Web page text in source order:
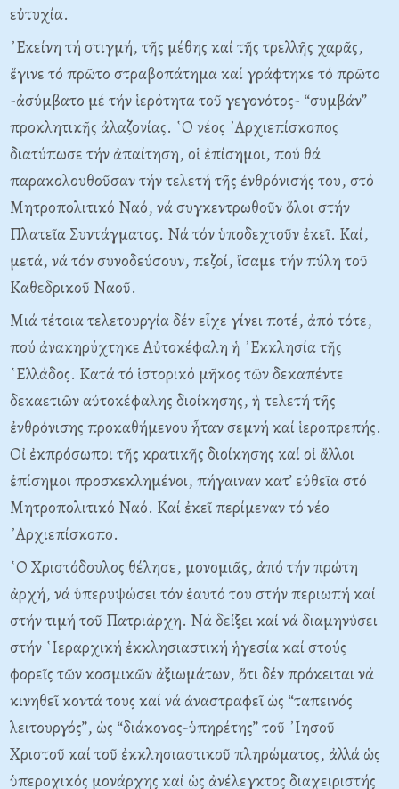
εὐτυχία.
᾿Εκείνη τή στιγμή, τῆς μέθης καί τῆς τρελλῆς χαρᾶς,
ἔγινε τό πρῶτο στραβοπάτημα καί γράφτηκε τό πρῶτο
-ἀσύμβατο μέ τήν ἱερότητα τοῦ γεγονότος- “συμβάν”
προκλητικῆς ἀλαζονίας. ῾Ο νέος ᾿Αρχιεπίσκοπος
διατύπωσε τήν ἀπαίτηση, οἱ ἐπίσημοι, πού θά
παρακολουθοῦσαν τήν τελετή τῆς ἐνθρόνισής του, στό
Μητροπολιτικό Ναό, νά συγκεντρωθοῦν ὅλοι στήν
Πλατεῖα Συντάγματος. Νά τόν ὑποδεχτοῦν ἐκεῖ. Καί,
μετά, νά τόν συνοδεύσουν, πεζοί, ἴσαμε τήν πύλη τοῦ
Καθεδρικοῦ Ναοῦ.
Μιά τέτοια τελετουργία δέν εἶχε γίνει ποτέ, ἀπό τότε,
πού ἀνακηρύχτηκε Αὐτοκέφαλη ἡ ᾿Εκκλησία τῆς
῾Ελλάδος. Κατά τό ἱστορικό μῆκος τῶν δεκαπέντε
δεκαετιῶν αὐτοκέφαλης διοίκησης, ἡ τελετή τῆς
ἐνθρόνισης προκαθήμενου ἦταν σεμνή καί ἱεροπρεπής.
Οἰ ἐκπρόσωποι τῆς κρατικῆς διοίκησης καί οἱ ἄλλοι
ἐπίσημοι προσκεκλημένοι, πήγαιναν κατ’ εὐθεῖα στό
Μητροπολιτικό Ναό. Καί ἐκεῖ περίμεναν τό νέο
᾿Αρχιεπίσκοπο.
῾Ο Χριστόδουλος θέλησε, μονομιᾶς, ἀπό τήν πρώτη
ἀρχή, νά ὑπερυψώσει τόν ἑαυτό του στήν περιωπή καί
στήν τιμή τοῦ Πατριάρχη. Νά δείξει καί νά διαμηνύσει
στήν ῾Ιεραρχική ἐκκλησιαστική ἡγεσία καί στούς
φορεῖς τῶν κοσμικῶν ἀξιωμάτων, ὅτι δέν πρόκειται νά
κινηθεῖ κοντά τους καί νά ἀναστραφεῖ ὡς “ταπεινός
λειτουργός”, ὡς “διάκονος-ὑπηρέτης” τοῦ ᾿Ιησοῦ
Χριστοῦ καί τοῦ ἐκκλησιαστικοῦ πληρώματος, ἀλλά ὡς
ὑπεροχικός μονάρχης καί ὡς ἀνέλεγκτος διαχειριστής